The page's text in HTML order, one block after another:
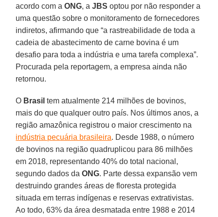
acordo com aONG, aJBS optou por não responder a
uma questão sobre o monitoramento de fornecedores
indiretos, afirmando que “a rastreabilidade de toda a
cadeia de abastecimento de carne bovina é um
desafio para toda a indústria e uma tarefa complexa”.
Procurada pela reportagem, a empresa ainda não
retornou.
O Brasil tem atualmente 214 milhões de bovinos,
mais do que qualquer outro país. Nos últimos anos, a
região amazônica registrou o maior crescimento na
indústria pecuária brasileira. Desde 1988, o número
de bovinos na região quadruplicou para 86 milhões
em 2018, representando 40% do total nacional,
segundo dados daONG. Parte dessa expansão vem
destruindo grandes áreas de floresta protegida
situada em terras indígenas e reservas extrativistas.
Ao todo, 63% da área desmatada entre 1988 e 2014